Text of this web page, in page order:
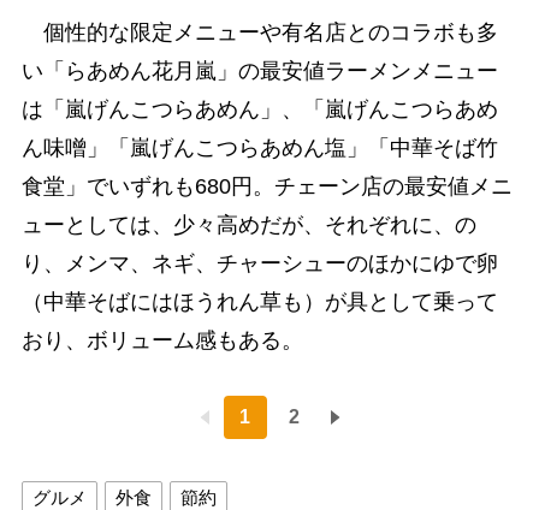
個性的な限定メニューや有名店とのコラボも多
い「らあめん花月嵐」の最安値ラーメンメニュー
は「嵐げんこつらあめん」、「嵐げんこつらあめ
ん味噌」「嵐げんこつらあめん塩」「中華そば竹
食堂」でいずれも680円。チェーン店の最安値メニ
ューとしては、少々高めだが、それぞれに、の
り、メンマ、ネギ、チャーシューのほかにゆで卵
（中華そばにはほうれん草も）が具として乗って
おり、ボリューム感もある。
1 2
グルメ 外食 節約